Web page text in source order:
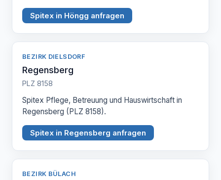
Spitex in Höngg anfragen
BEZIRK DIELSDORF
Regensberg
PLZ 8158
Spitex Pflege, Betreuung und Hauswirtschaft in
Regensberg (PLZ 8158).
Spitex in Regensberg anfragen
BEZIRK BÜLACH